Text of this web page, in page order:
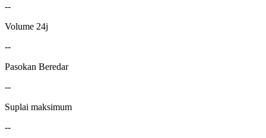
--
Volume 24j
--
Pasokan Beredar
--
Suplai maksimum
--